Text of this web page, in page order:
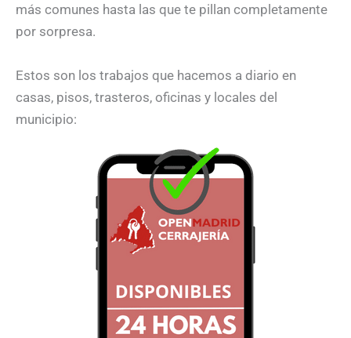
más comunes hasta las que te pillan completamente
por sorpresa.
Estos son los trabajos que hacemos a diario en
casas, pisos, trasteros, oficinas y locales del
municipio: